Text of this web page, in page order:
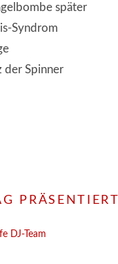
später
Syndrom
der Spinner
PRÄSENTIERT